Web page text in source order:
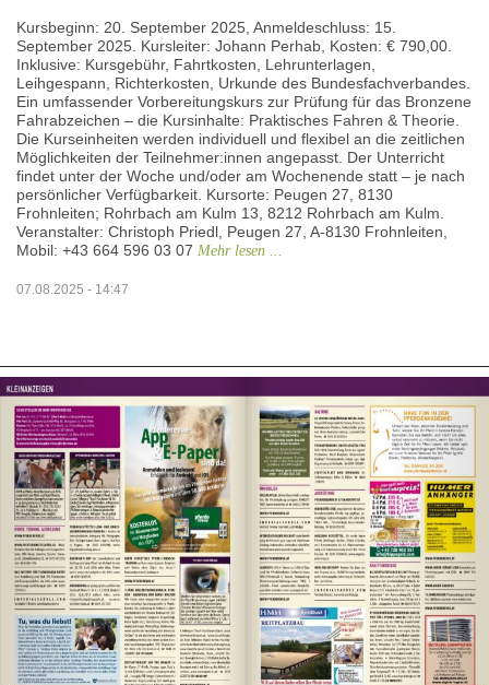
Kursbeginn: 20. September 2025, Anmeldeschluss: 15.
September 2025. Kursleiter: Johann Perhab, Kosten: € 790,00.
Inklusive: Kursgebühr, Fahrtkosten, Lehrunterlagen,
Leihgespann, Richterkosten, Urkunde des Bundesfachverbandes.
Ein umfassender Vorbereitungskurs zur Prüfung für das Bronzene
Fahrabzeichen – die Kursinhalte: Praktisches Fahren & Theorie.
Die Kurseinheiten werden individuell und flexibel an die zeitlichen
Möglichkeiten der Teilnehmer:innen angepasst. Der Unterricht
findet unter der Woche und/oder am Wochenende statt – je nach
persönlicher Verfügbarkeit. Kursorte: Peugen 27, 8130
Frohnleiten; Rohrbach am Kulm 13, 8212 Rohrbach am Kulm.
Veranstalter: Christoph Priedl, Peugen 27, A-8130 Frohnleiten,
Mobil: +43 664 596 03 07 Mehr lesen ...
07.08.2025 - 14:47